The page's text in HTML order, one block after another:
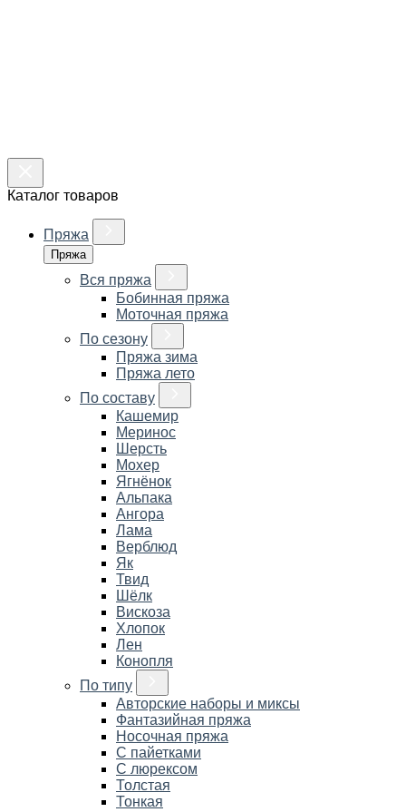
Каталог товаров
Пряжа
Пряжа
Вся пряжа
Бобинная пряжа
Моточная пряжа
По сезону
Пряжа зима
Пряжа лето
По составу
Кашемир
Меринос
Шерсть
Мохер
Ягнёнок
Альпака
Ангора
Лама
Верблюд
Як
Твид
Шёлк
Вискоза
Хлопок
Лен
Конопля
По типу
Авторские наборы и миксы
Фантазийная пряжа
Носочная пряжа
С пайетками
С люрексом
Толстая
Тонкая